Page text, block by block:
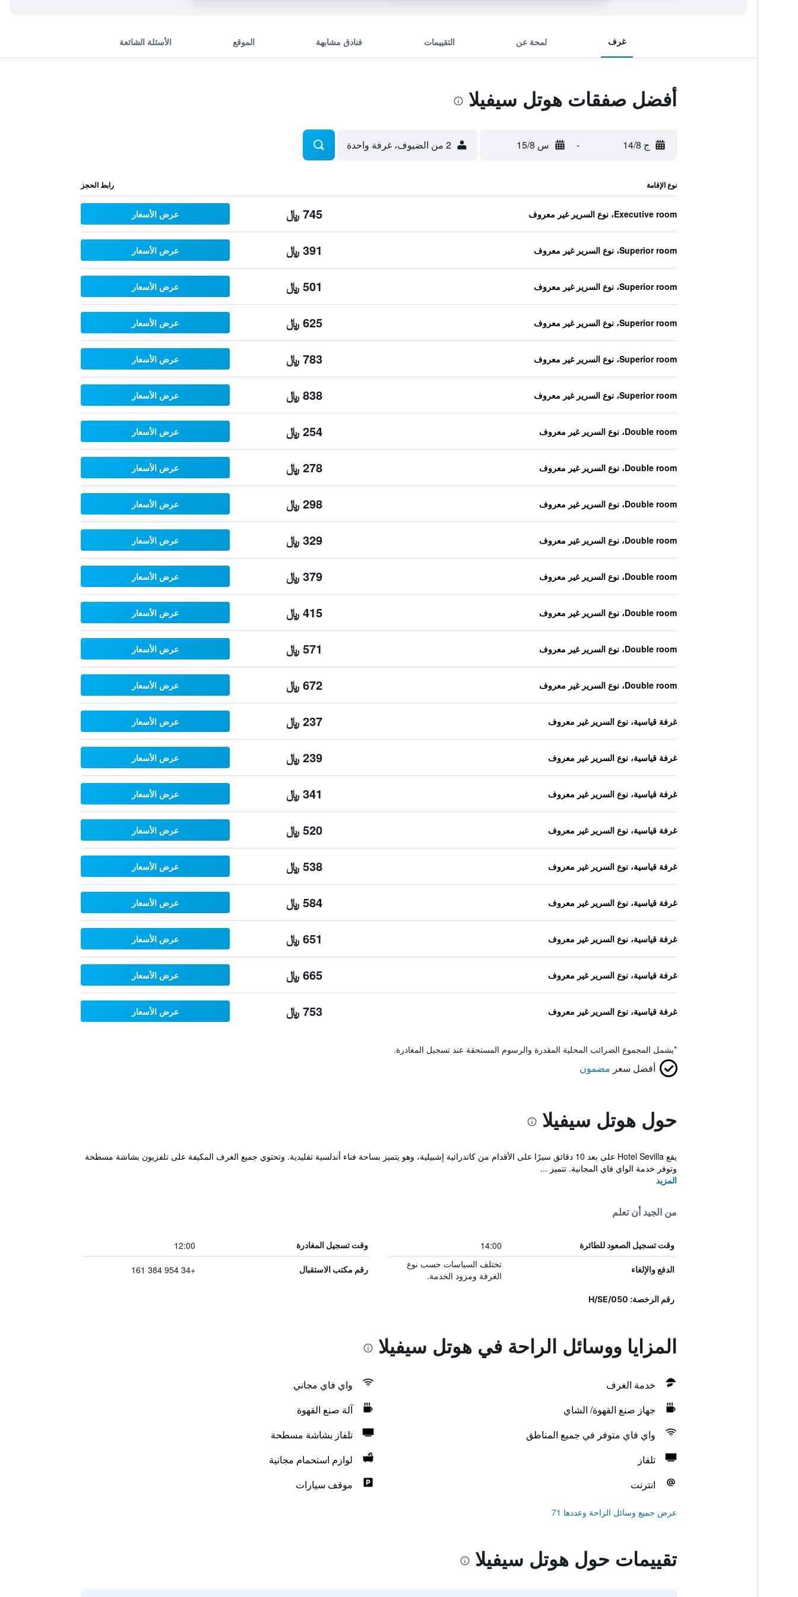
غرف لمحة عن التقييمات فنادق مشابهة الموقع الأسئلة الشائعة
أفضل صفقات هوتل سيفيلا
ج 14/8 - س 15/8 2 من الضيوف، غرفة واحدة
نوع الإقامة رابط الحجز
Executive room، نوع السرير غير معروف 745 ﷼ عرض الأسعار
Superior room، نوع السرير غير معروف 391 ﷼ عرض الأسعار
Superior room، نوع السرير غير معروف 501 ﷼ عرض الأسعار
Superior room، نوع السرير غير معروف 625 ﷼ عرض الأسعار
Superior room، نوع السرير غير معروف 783 ﷼ عرض الأسعار
Superior room، نوع السرير غير معروف 838 ﷼ عرض الأسعار
Double room، نوع السرير غير معروف 254 ﷼ عرض الأسعار
Double room، نوع السرير غير معروف 278 ﷼ عرض الأسعار
Double room، نوع السرير غير معروف 298 ﷼ عرض الأسعار
Double room، نوع السرير غير معروف 329 ﷼ عرض الأسعار
Double room، نوع السرير غير معروف 379 ﷼ عرض الأسعار
Double room، نوع السرير غير معروف 415 ﷼ عرض الأسعار
Double room، نوع السرير غير معروف 571 ﷼ عرض الأسعار
Double room، نوع السرير غير معروف 672 ﷼ عرض الأسعار
غرفة قياسية، نوع السرير غير معروف 237 ﷼ عرض الأسعار
غرفة قياسية، نوع السرير غير معروف 239 ﷼ عرض الأسعار
غرفة قياسية، نوع السرير غير معروف 341 ﷼ عرض الأسعار
غرفة قياسية، نوع السرير غير معروف 520 ﷼ عرض الأسعار
غرفة قياسية، نوع السرير غير معروف 538 ﷼ عرض الأسعار
غرفة قياسية، نوع السرير غير معروف 584 ﷼ عرض الأسعار
غرفة قياسية، نوع السرير غير معروف 651 ﷼ عرض الأسعار
غرفة قياسية، نوع السرير غير معروف 665 ﷼ عرض الأسعار
غرفة قياسية، نوع السرير غير معروف 753 ﷼ عرض الأسعار
*يشمل المجموع الضرائب المحلية المقدرة والرسوم المستحقة عند تسجيل المغادرة.
أفضل سعر مضمون
حول هوتل سيفيلا
يقع Hotel Sevilla على بعد 10 دقائق سيرًا على الأقدام من كاتدرائية إشبيلية، وهو يتميز بساحة فناء أندلسية تقليدية. وتحتوي جميع الغرف المكيفة على تلفزيون بشاشة مسطحة
وتوفر خدمة الواي فاي المجانية. تتميز ...
المزيد
من الجيد أن تعلم
وقت تسجيل الصعود للطائرة 14:00 وقت تسجيل المغادرة 12:00
الدفع والإلغاء
تختلف السياسات حسب نوع
الغرفة ومزود الخدمة.
رقم مكتب الاستقبال +34 954 384 161
رقم الرخصة: H/SE/050
المزايا ووسائل الراحة في هوتل سيفيلا
خدمة الغرف
واي فاي مجاني
جهاز صنع القهوة/ الشاي
آلة صنع القهوة
واي فاي متوفر في جميع المناطق
تلفاز بشاشة مسطحة
تلفاز
لوازم استحمام مجانية
انترنت
موقف سيارات
عرض جميع وسائل الراحة وعددها 71
تقييمات حول هوتل سيفيلا